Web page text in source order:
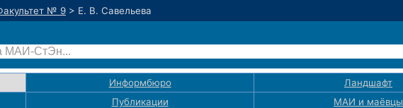
№ 9 > Е. В. Савельева
Информбюро
Ландшафт
Публикации МАИ и маёвцы